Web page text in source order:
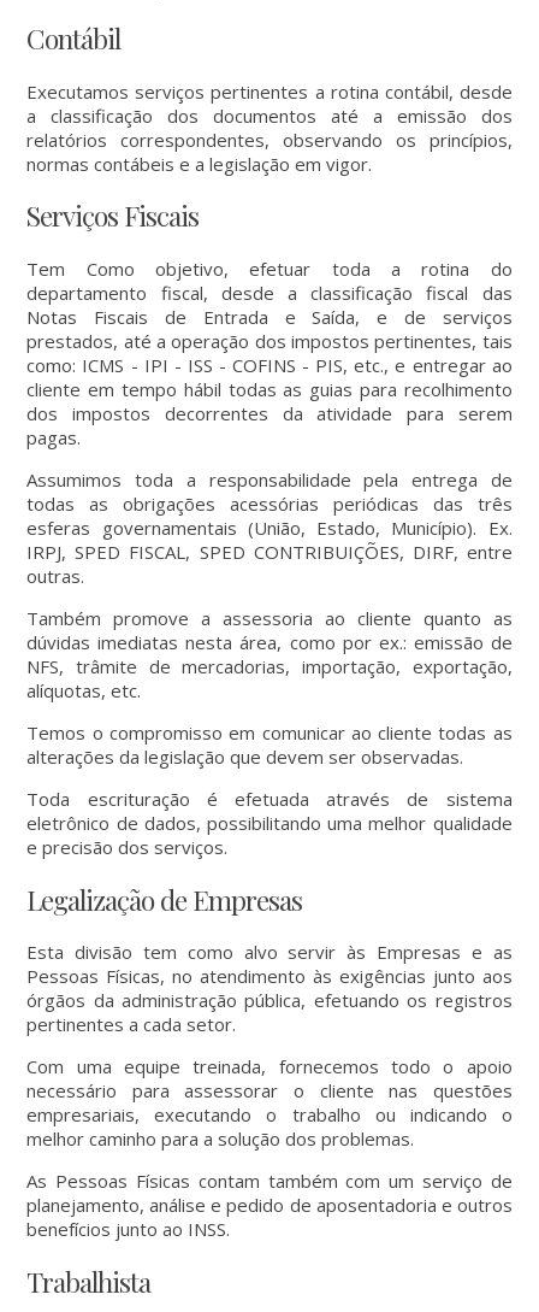
Contábil
Executamos serviços pertinentes a rotina contábil, desde
a classificação dos documentos até a emissão dos
relatórios correspondentes, observando os princípios,
normas contábeis e a legislação em vigor.
Serviços Fiscais
Tem Como objetivo, efetuar toda a rotina do
departamento fiscal, desde a classificação fiscal das
Notas Fiscais de Entrada e Saída, e de serviços
prestados, até a operação dos impostos pertinentes, tais
como: ICMS - IPI - ISS - COFINS - PIS, etc., e entregar ao
cliente em tempo hábil todas as guias para recolhimento
dos impostos decorrentes da atividade para serem
pagas.
Assumimos toda a responsabilidade pela entrega de
todas as obrigações acessórias periódicas das três
esferas governamentais (União, Estado, Município). Ex.
IRPJ, SPED FISCAL, SPED CONTRIBUIÇÕES, DIRF, entre
outras.
Também promove a assessoria ao cliente quanto as
dúvidas imediatas nesta área, como por ex.: emissão de
NFS, trâmite de mercadorias, importação, exportação,
alíquotas, etc.
Temos o compromisso em comunicar ao cliente todas as
alterações da legislação que devem ser observadas.
Toda escrituração é efetuada através de sistema
eletrônico de dados, possibilitando uma melhor qualidade
e precisão dos serviços.
Legalização de Empresas
Esta divisão tem como alvo servir às Empresas e as
Pessoas Físicas, no atendimento às exigências junto aos
órgãos da administração pública, efetuando os registros
pertinentes a cada setor.
Com uma equipe treinada, fornecemos todo o apoio
necessário para assessorar o cliente nas questões
empresariais, executando o trabalho ou indicando o
melhor caminho para a solução dos problemas.
As Pessoas Físicas contam também com um serviço de
planejamento, análise e pedido de aposentadoria e outros
benefícios junto ao INSS.
Trabalhista